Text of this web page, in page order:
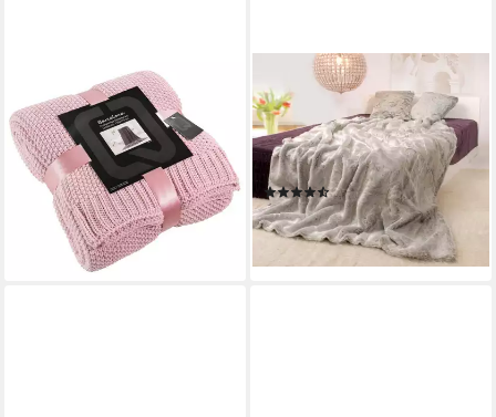
Wohndecke Barcelona, weiche
Strickdecke, 130 x 170 cm,
kuschelige Sofadecke
Bettüberwurf
32,99 € UVP39,99 €
lieferbar - in 3-4 Werktagen bei dir
WOHNEN UND ACCESSOIRES
GMBH & CO. KG
Wohndecke Felldecke
(Kunstfell) "Silberfuchs",
Felloptik
(7)
ab 167,90 €
lieferbar - in 2-3 Werktagen bei dir